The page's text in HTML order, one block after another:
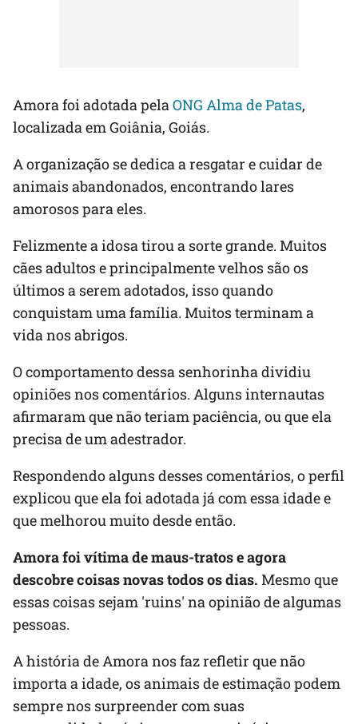
Amora foi adotada pelaONG Alma de Patas,
localizada em Goiânia, Goiás.
A organização se dedica a resgatar e cuidar de
animais abandonados, encontrando lares
amorosos para eles.
Felizmente a idosa tirou a sorte grande. Muitos
cães adultos e principalmente velhos são os
últimos a serem adotados, isso quando
conquistam uma família. Muitos terminam a
vida nos abrigos.
O comportamento dessa senhorinha dividiu
opiniões nos comentários. Alguns internautas
afirmaram que não teriam paciência, ou que ela
precisa de um adestrador.
Respondendo alguns desses comentários, o perfil
explicou que ela foi adotada já com essa idade e
que melhorou muito desde então.
Amora foi vítima de maus-tratos e agora
descobre coisas novas todos os dias. Mesmo que
essas coisas sejam 'ruins' na opinião de algumas
pessoas.
A história de Amora nos faz refletir que não
importa a idade, os animais de estimação podem
sempre nos surpreender com suas